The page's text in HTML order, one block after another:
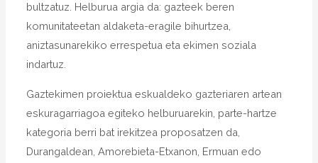
bultzatuz. Helburua argia da: gazteek beren
komunitateetan aldaketa-eragile bihurtzea,
aniztasunarekiko errespetua eta ekimen soziala
indartuz.
Gaztekimen proiektua eskualdeko gazteriaren artean
eskuragarriagoa egiteko helburuarekin, parte-hartze
kategoria berri bat irekitzea proposatzen da,
Durangaldean, Amorebieta-Etxanon, Ermuan edo